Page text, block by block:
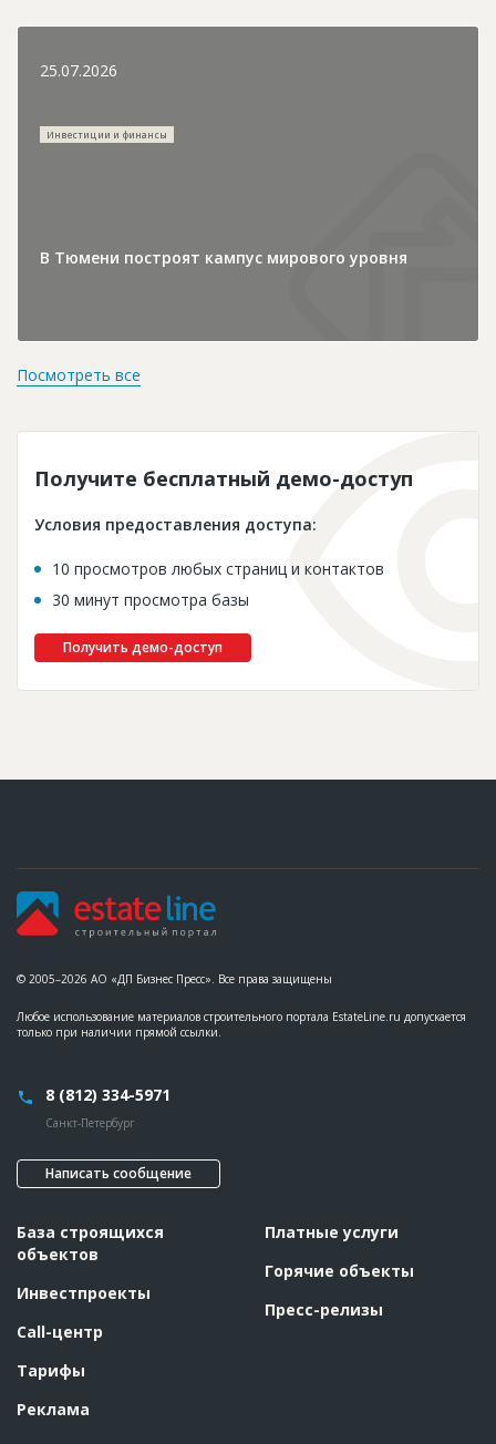
25.07.2026
Инвестиции и финансы
В Тюмени построят кампус мирового уровня
Посмотреть все
Получите бесплатный демо-доступ
Условия предоставления доступа:
10 просмотров любых страниц и контактов
30 минут просмотра базы
Получить демо-доступ
© 2005–2026 АО «ДП Бизнес Пресс». Все права защищены
Любое использование материалов строительного портала EstateLine.ru допускается
только при наличии прямой ссылки.
8 (812) 334-5971
Санкт-Петербург
Написать сообщение
База строящихся
объектов
Инвестпроекты
Call-центр
Тарифы
Реклама
Платные услуги
Горячие объекты
Пресс-релизы